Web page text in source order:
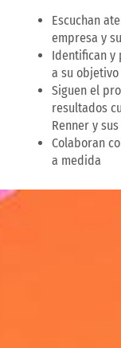
Escuchan
empresa y
Identifican y
a su objetivo
Siguen el
resultados
Renner y
Colaboran
a medida